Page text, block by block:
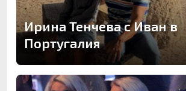
Ирина Тенчева с Иван в
Португалия